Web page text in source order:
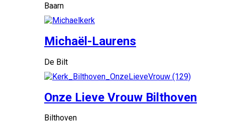
Baarn
Michaël-Laurens
De Bilt
Onze Lieve Vrouw Bilthoven
Bilthoven